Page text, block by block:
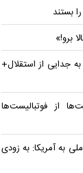
بستند
برو!»
جدایی از استقلال+
از فوتبالیست‌ها
به آمریکا: به زودی